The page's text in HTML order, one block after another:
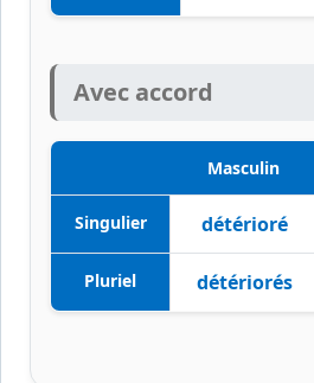
Avec accord
Masculin
Singulier détérioré
Pluriel détériorés